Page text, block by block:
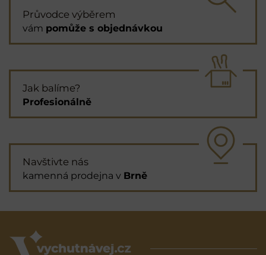
Průvodce výběrem
vám pomůže s objednávkou
Jak balíme?
Profesionálně
Navštivte nás
kamenná prodejna v Brně